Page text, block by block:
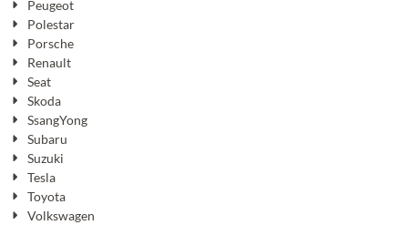
Peugeot
Polestar
Porsche
Renault
Seat
Skoda
SsangYong
Subaru
Suzuki
Tesla
Toyota
Volkswagen